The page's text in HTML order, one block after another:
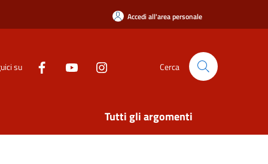
Accedi all'area personale
su Cerca
Tutti gli argomenti